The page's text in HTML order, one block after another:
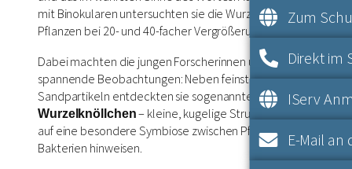
mit Binokularen untersuchten sie die Wurzeln ihrer
Pflanzen bei 20- und 40-facher Vergrößerung.
Dabei machten die jungen Forscherinnen und Forscher
spannende Beobachtungen: Neben feinsten
Sandpartikeln entdeckten sie sogenannte
Wurzelknöllchen– kleine, kugelige Strukturen, die
auf eine besondere Symbiose zwischen Pflanze und
Bakterien hinweisen.
Zum
Direkt im
IServ
E-Mail an